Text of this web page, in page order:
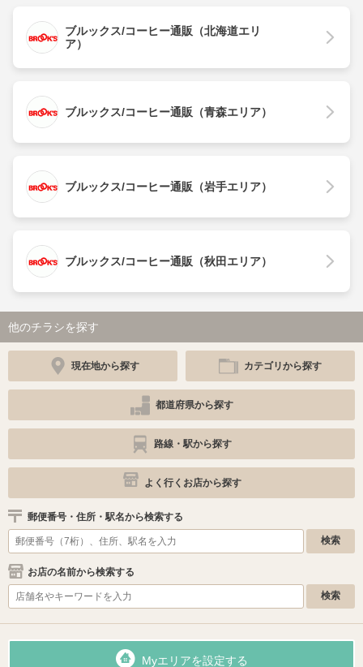
ブルックス/コーヒー通販（北海道エリ
ア）
ブルックス/コーヒー通販（青森エリア）
ブルックス/コーヒー通販（岩手エリア）
ブルックス/コーヒー通販（秋田エリア）
他のチラシを探す
現在地から探す カテゴリから探す
都道府県から探す
路線・駅から探す
よく行くお店から探す
郵便番号・住所・駅名から検索する
お店の名前から検索する
Myエリアを設定する